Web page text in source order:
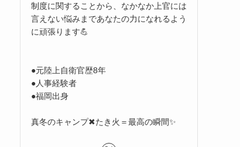
制度に関することから、なかなか上官には
言えない悩みまであなたの力になれるよう
に頑張ります💪
●元陸上自衛官歴8年
●人事経験者
●福岡出身
真冬のキャンプ✖たき火＝最高の瞬間✨